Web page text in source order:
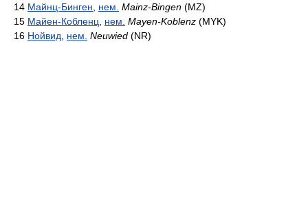
14 Майнц-Бинген нем. Mainz-Bingen (MZ)
15 Майен-Кобленц нем. Mayen-Koblenz (MYK)
16 Нойвид нем. Neuwied (NR)